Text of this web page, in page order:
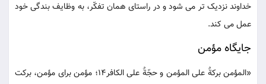
خداوند نزدیک تر می شود و در راستای همان تفکّر، به وظایف بندگی خود
عمل می کند.
جایگاه مؤمن
«المؤمن برکةٌ علی المؤمن و حجّةٌ علی الکافر14؛ مؤمن برای مؤمن، برکت